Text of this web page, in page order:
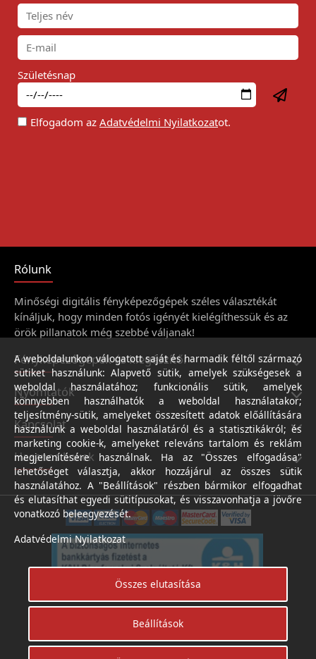
Születésnap
Elfogadom az Adatvédelmi Nyilatkozatot.
Rólunk
Minőségi digitális fényképezőgépek széles választékát
kínáljuk, hogy minden fotós igényét kielégíthessük és az
örök pillanatok még szebbé váljanak!
Fényképezőgépek és kiegészítői
Nyomtatók
Kapcsolat
Hasznos linkek
Árukereső.hu
A weboldalunkon válogatott saját és harmadik féltől származó
sütiket használunk: Alapvető sütik, amelyek szükségesek a
weboldal használatához; funkcionális sütik, amelyek
könnyebben használhatók a weboldal használatakor;
teljesítmény-sütik, amelyeket összesített adatok előállítására
használunk a weboldal használatáról és a statisztikákról; és
marketing cookie-k, amelyeket releváns tartalom és reklám
megjelenítésére használnak. Ha az "Összes elfogadása"
lehetőséget választja, akkor hozzájárul az összes sütik
használatához. A "Beállítások" részben bármikor elfogadhat
és elutasíthat egyedi sütitípusokat, és visszavonhatja a jövőre
vonatkozó beleegyezését.
Adatvédelmi Nyilatkozat
Összes elutasítása
Beállítások